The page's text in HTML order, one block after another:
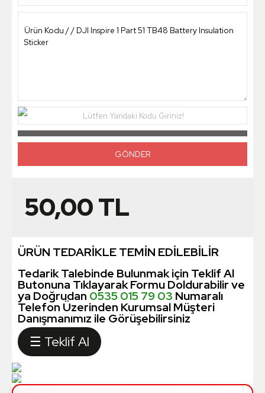
Lütfen Yandaki Kodu Giriniz!
50,00TL
ÜRÜN TEDARİKLE TEMİN EDİLEBİLİR
Tedarik Talebinde Bulunmak için Teklif Al
Butonuna Tıklayarak Formu Doldurabilir ve
ya Doğrudan 0535 015 79 03 Numaralı
Telefon Üzerinden Kurumsal Müşteri
Danışmanımız ile Görüşebilirsiniz
☰ Teklif Al